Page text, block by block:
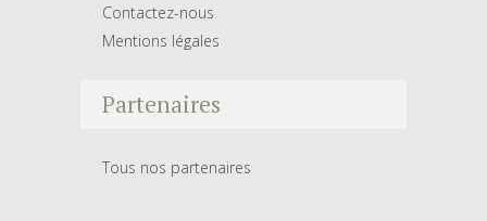
Contactez-nous
Mentions légales
Partenaires
Tous nos partenaires